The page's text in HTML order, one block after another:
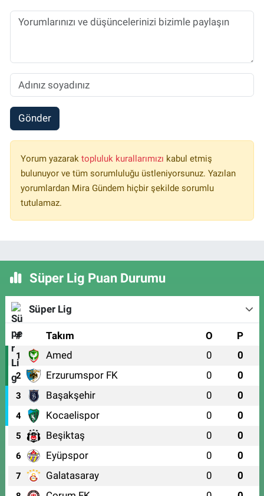
Gönder
Yorum yazarak topluluk kurallarımızı kabul etmiş
bulunuyor ve tüm sorumluluğu üstleniyorsunuz. Yazılan
yorumlardan Mira Gündem hiçbir şekilde sorumlu
tutulamaz.
Süper Lig Puan Durumu
Süper Lig
# Takım O P
1 Amed 0 0
2 Erzurumspor FK 0 0
3 Başakşehir 0 0
4 Kocaelispor 0 0
5 Beşiktaş 0 0
6 Eyüpspor 0 0
7 Galatasaray 0 0